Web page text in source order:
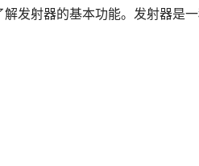
发射器的基本功能。发射器是